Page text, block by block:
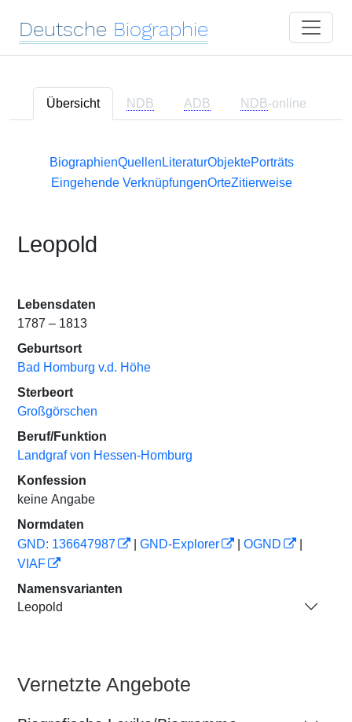
Deutsche Biographie
Übersicht NDB ADB NDB-online
BiographienQuellen LiteraturObjektePorträts
Eingehende VerknüpfungenOrteZitierweise
Leopold
Lebensdaten
1787 – 1813
Geburtsort
Bad Homburg v.d. Höhe
Sterbeort
Großgörschen
Beruf/Funktion
Landgraf von Hessen-Homburg
Konfession
keine Angabe
Normdaten
GND: 136647987
GND-Explorer OGND
VIAF
Namensvarianten
Leopold
Vernetzte Angebote